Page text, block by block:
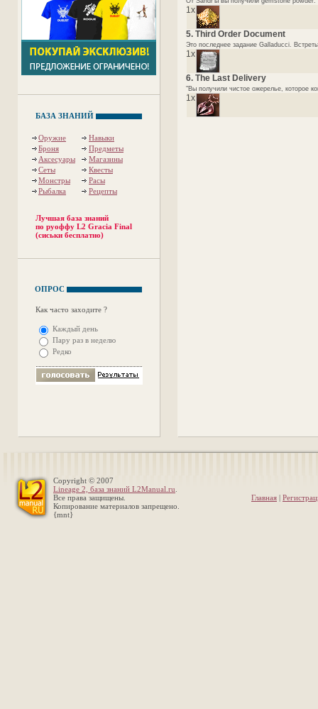
БАЗА ЗНАНИЙ
Оружие
Навыки
Броня
Предметы
Аксесуары
Магазины
Сеты
Квесты
Монстры
Расы
Рыбалка
Рецепты
Лучшая база знаний
по руоффу L2 Gracia Final
(сиськи бесплатно)
ОПРОС
Как часто заходите ?
Каждый день
Пару раз в неделю
Редко
1x
5. Third Order Document
Это последнее задание Galladucci.
1x
6. The Last Delivery
"Вы получили чистое ожерелье, которое
1x
Copyright © 2007
Lineage 2, база знаний L2Manual.ru
Все права защищены.
Копирование материалов запрещено.
{mnt}
Главная |